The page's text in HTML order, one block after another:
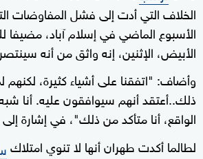
الخلاف التي أدت إلى فشل المفاوضات
الأسبوع الماضي في إسلام آباد،
الأبيض، الإثنين، إنه واثق من أنه
وأضاف: "اتفقنا على أشياء كثيرة، لكنهم
ذلك..أعتقد أنهم سيوافقون عليه. أنا
الواقع، أنا متأكد من ذلك"، في إشارة
لطالما أكدت طهران أنها لا تنوي امتلاك